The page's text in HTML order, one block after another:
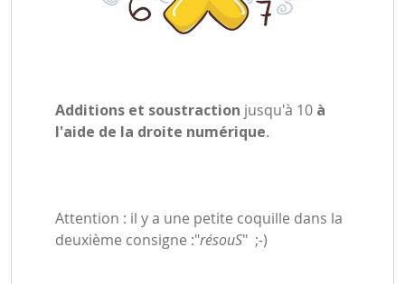
Additions et soustraction jusqu'à 10 à
l'aide de la droite numérique.
Attention : il y a une petite coquille dans la
deuxième consigne :"résouS" ;-)